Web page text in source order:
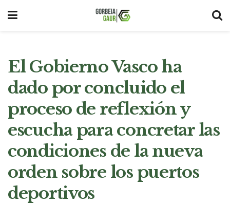
El Gobierno Vasco ha
dado por concluido el
proceso de reflexión y
escucha para concretar las
condiciones de la nueva
orden sobre los puertos
deportivos